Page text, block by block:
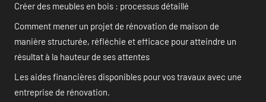
Créer des meubles en bois : processus détaillé
Comment mener un projet de rénovation de maison de
manière structurée, réfléchie et efficace pour atteindre un
résultat à la hauteur de ses attentes
Les aides financières disponibles pour vos travaux avec une
entreprise de rénovation.